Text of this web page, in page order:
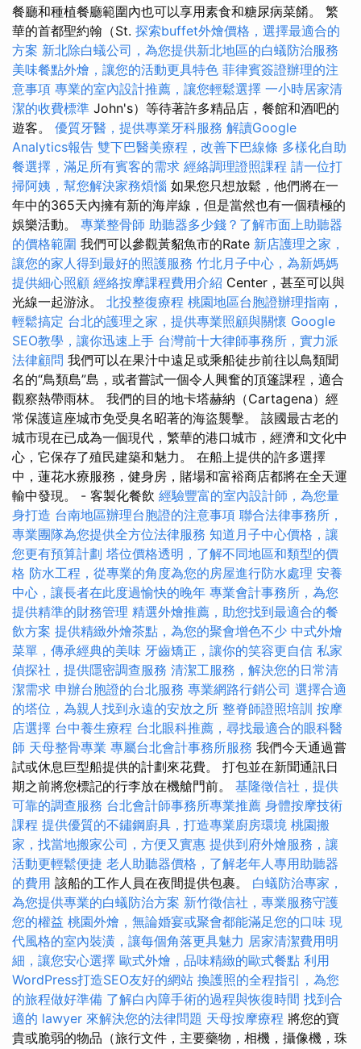
餐廳和種植餐廳範圍內也可以享用素食和糖尿病菜餚。 繁
華的首都聖約翰（St. 探索buffet外燴價格，選擇最適合的
方案 新北除白蟻公司，為您提供新北地區的白蟻防治服務
美味餐點外燴，讓您的活動更具特色 菲律賓簽證辦理的注
意事項 專業的室內設計推薦，讓您輕鬆選擇 一小時居家清
潔的收費標準 John's）等待著許多精品店，餐館和酒吧的
遊客。 優質牙醫，提供專業牙科服務 解讀Google
Analytics報告 雙下巴醫美療程，改善下巴線條 多樣化自助
餐選擇，滿足所有賓客的需求 經絡調理證照課程 請一位打
掃阿姨，幫您解決家務煩惱 如果您只想放鬆，他們將在一
年中的365天內擁有新的海岸線，但是當然也有一個積極的
娛樂活動。 專業整骨師 助聽器多少錢？了解市面上助聽器
的價格範圍 我們可以參觀黃貂魚市的Rate 新店護理之家，
讓您的家人得到最好的照護服務 竹北月子中心，為新媽媽
提供細心照顧 經絡按摩課程費用介紹 Center，甚至可以與
光線一起游泳。 北投整復療程 桃園地區台胞證辦理指南，
輕鬆搞定 台北的護理之家，提供專業照顧與關懷 Google
SEO教學，讓你迅速上手 台灣前十大律師事務所，實力派
法律顧問 我們可以在果汁中遠足或乘船徒步前往以鳥類聞
名的“鳥類島”島，或者嘗試一個令人興奮的頂篷課程，適合
觀察熱帶雨林。 我們的目的地卡塔赫納（Cartagena）經
常保護這座城市免受臭名昭著的海盜襲擊。 該國最古老的
城市現在已成為一個現代，繁華的港口城市，經濟和文化中
心，它保存了殖民建築和魅力。 在船上提供的許多選擇
中，蓮花水療服務，健身房，賭場和富裕商店都將在全天運
輸中發現。 - 客製化餐飲 經驗豐富的室內設計師，為您量
身打造 台南地區辦理台胞證的注意事項 聯合法律事務所，
專業團隊為您提供全方位法律服務 知道月子中心價格，讓
您更有預算計劃 塔位價格透明，了解不同地區和類型的價
格 防水工程，從專業的角度為您的房屋進行防水處理 安養
中心，讓長者在此度過愉快的晚年 專業會計事務所，為您
提供精準的財務管理 精選外燴推薦，助您找到最適合的餐
飲方案 提供精緻外燴茶點，為您的聚會增色不少 中式外燴
菜單，傳承經典的美味 牙齒矯正，讓你的笑容更自信 私家
偵探社，提供隱密調查服務 清潔工服務，解決您的日常清
潔需求 申辦台胞證的台北服務 專業網路行銷公司 選擇合適
的塔位，為親人找到永遠的安放之所 整脊師證照培訓 按摩
店選擇 台中養生療程 台北眼科推薦，尋找最適合的眼科醫
師 天母整骨專業 專屬台北會計事務所服務 我們今天通過嘗
試或休息巨型船提供的計劃來花費。 打包並在新聞通訊日
期之前將您標記的行李放在機艙門前。 基隆徵信社，提供
可靠的調查服務 台北會計師事務所專業推薦 身體按摩技術
課程 提供優質的不鏽鋼廚具，打造專業廚房環境 桃園搬
家，找當地搬家公司，方便又實惠 提供到府外燴服務，讓
活動更輕鬆便捷 老人助聽器價格，了解老年人專用助聽器
的費用 該船的工作人員在夜間提供包裹。 白蟻防治專家，
為您提供專業的白蟻防治方案 新竹徵信社，專業服務守護
您的權益 桃園外燴，無論婚宴或聚會都能滿足您的口味 現
代風格的室內裝潢，讓每個角落更具魅力 居家清潔費用明
細，讓您安心選擇 歐式外燴，品味精緻的歐式餐點 利用
WordPress打造SEO友好的網站 換護照的全程指引，為您
的旅程做好準備 了解白內障手術的過程與恢復時間 找到合
適的 lawyer 來解決您的法律問題 天母按摩療程 將您的寶
貴或脆弱的物品（旅行文件，主要藥物，相機，攝像機，珠